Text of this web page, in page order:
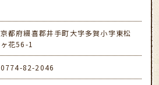
京都府綴喜郡井手町大字多賀小字東松
ヶ花56-1
0774-82-2046